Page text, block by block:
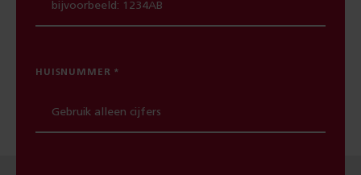
HUISNUMMER